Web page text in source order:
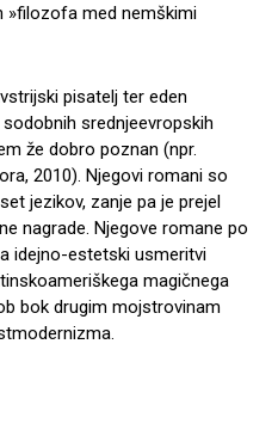
»filozofa med nemškimi
pisatelj ter eden
srednjeevropskih
že dobro poznan (npr.
2010). Njegovi romani so
jezikov, zanje pa je prejel
nagrade. Njegove romane po
idejno-estetski usmeritvi
magičnega
bok drugim mojstrovinam